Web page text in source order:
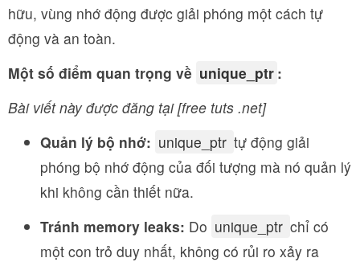
hữu, vùng nhớ động được giải phóng một cách tự
động và an toàn.
Một số điểm quan trọng về unique_ptr :
Bài viết này được đăng tại [free tuts .net]
Quản lý bộ nhớ: unique_ptr tự động giải
phóng bộ nhớ động của đối tượng mà nó quản lý
khi không cần thiết nữa.
Tránh memory leaks: Do unique_ptr chỉ có
một con trỏ duy nhất, không có rủi ro xảy ra